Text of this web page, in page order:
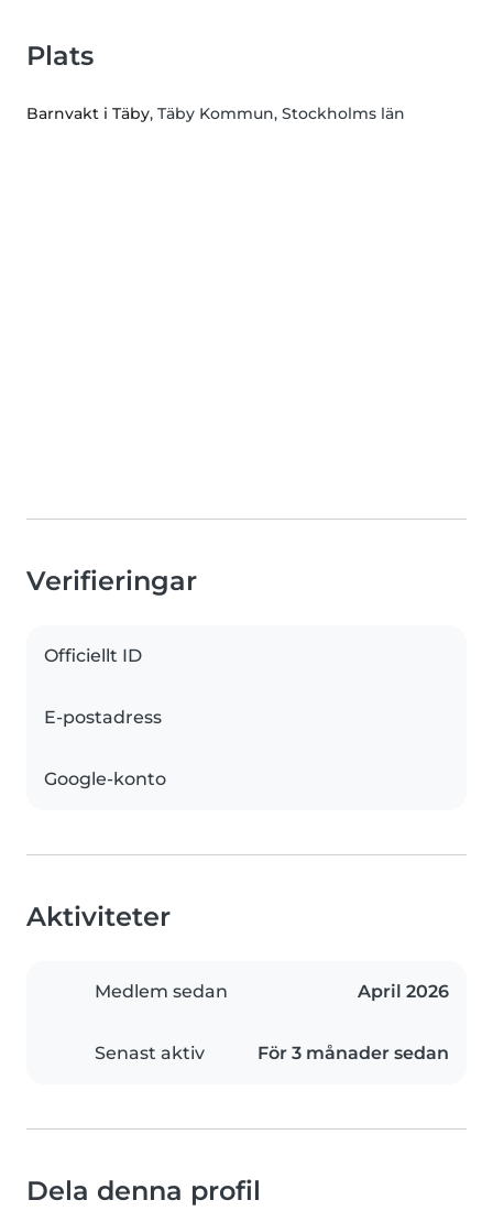
Plats
Barnvakt i Täby, Täby Kommun, Stockholms län
Verifieringar
Officiellt ID
E-postadress
Google-konto
Aktiviteter
Medlem sedan April 2026
Senast aktiv För 3 månader sedan
Dela denna profil